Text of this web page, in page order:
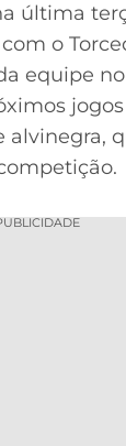
autor
última
o
equipe